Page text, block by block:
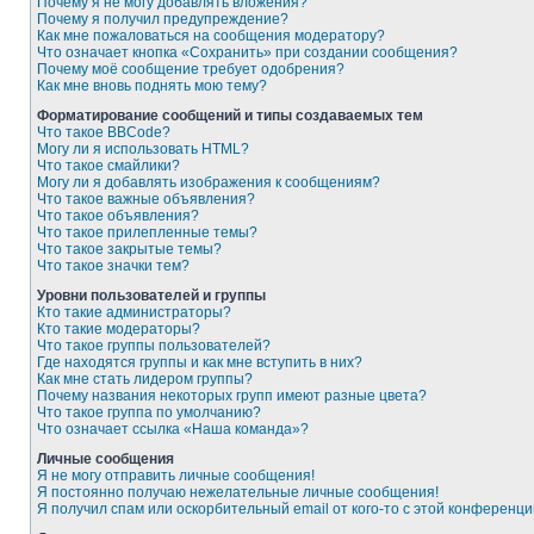
Почему я получил предупреждение?
Как мне пожаловаться на сообщения модератору?
Что означает кнопка «Сохранить» при создании сообщения?
Почему моё сообщение требует одобрения?
Как мне вновь поднять мою тему?
Форматирование сообщений и типы создаваемых тем
Что такое BBCode?
Могу ли я использовать HTML?
Что такое смайлики?
Могу ли я добавлять изображения к сообщениям?
Что такое важные объявления?
Что такое объявления?
Что такое прилепленные темы?
Что такое закрытые темы?
Что такое значки тем?
Уровни пользователей и группы
Кто такие администраторы?
Кто такие модераторы?
Что такое группы пользователей?
Где находятся группы и как мне вступить в них?
Как мне стать лидером группы?
Почему названия некоторых групп имеют разные цвета?
Что такое группа по умолчанию?
Что означает ссылка «Наша команда»?
Личные сообщения
Я не могу отправить личные сообщения!
Я постоянно получаю нежелательные личные сообщения!
Я получил спам или оскорбительный email от кого-то с этой